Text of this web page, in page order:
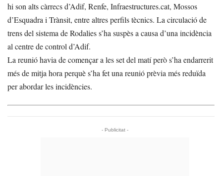
hi son alts càrrecs d’Adif, Renfe, Infraestructures.cat, Mossos
d’Esquadra i Trànsit, entre altres perfils tècnics. La circulació de
trens del sistema de Rodalies s’ha suspès a causa d’una incidència
al centre de control d’Adif.
La reunió havia de començar a les set del matí però s’ha endarrerit
més de mitja hora perquè s’ha fet una reunió prèvia més reduïda
per abordar les incidències.
- Publicitat -